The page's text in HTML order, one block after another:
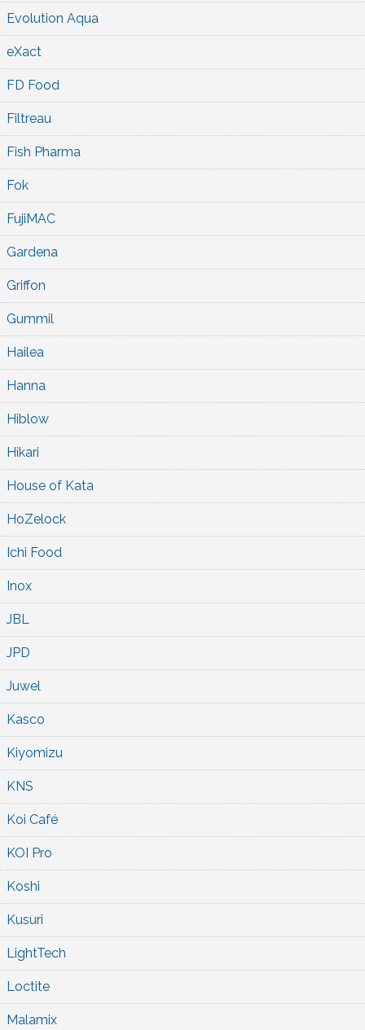
Evolution Aqua
eXact
FD Food
Filtreau
Fish Pharma
Fok
FujiMAC
Gardena
Griffon
Gummil
Hailea
Hanna
Hiblow
Hikari
House of Kata
HoZelock
Ichi Food
Inox
JBL
JPD
Juwel
Kasco
Kiyomizu
KNS
Koi Café
KOI Pro
Koshi
Kusuri
LightTech
Loctite
Malamix